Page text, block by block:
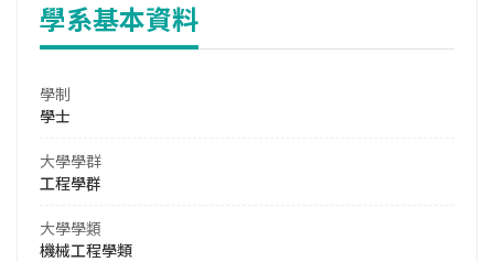
學系基本資料
學制
學士
大學學群
工程學群
大學學類
機械工程學類